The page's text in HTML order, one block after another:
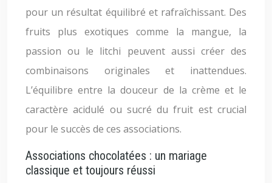
pour un résultat équilibré et rafraîchissant. Des
fruits plus exotiques comme la mangue, la
passion ou le litchi peuvent aussi créer des
combinaisons originales et inattendues.
L’équilibre entre la douceur de la crème et le
caractère acidulé ou sucré du fruit est crucial
pour le succès de ces associations.
Associations chocolatées : un mariage
classique et toujours réussi